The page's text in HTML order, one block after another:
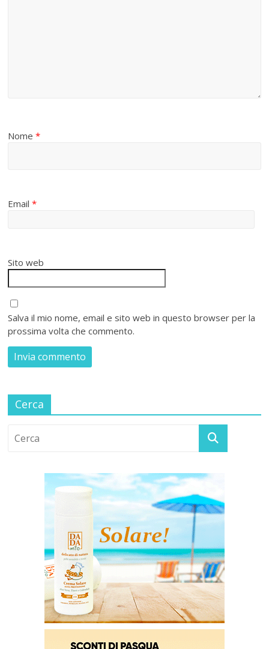
Nome*
Email*
Sito web
Salva il mio nome, email e sito web in questo browser per la
prossima volta che commento.
Cerca